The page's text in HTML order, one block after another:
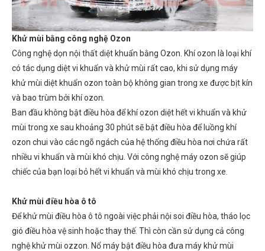
Khử mùi bằng công nghệ Ozon
Công nghệ dọn nội thất diệt khuẩn bằng Ozon. Khí ozon là loại khí
có tác dụng diệt vi khuẩn và khử mùi rất cao, khi sử dụng máy
khử mùi diệt khuẩn ozon toàn bộ không gian trong xe được bịt kín
và bao trùm bởi khí ozon.
Ban đầu không bật điều hòa để khí ozon diệt hết vi khuẩn và khử
mùi trong xe sau khoảng 30 phút sẽ bật điều hòa để luồng khí
ozon chui vào các ngõ ngách của hệ thống điều hòa nơi chứa rất
nhiều vi khuẩn và mùi khó chịu. Với công nghệ máy ozon sẽ giúp
chiếc của bạn loại bỏ hết vi khuẩn và mùi khó chịu trong xe.
Khử mùi điều hòa ô tô
Để khử mùi điều hòa ô tô ngoài việc phải nội soi điều hòa, tháo lọc
gió điều hòa vệ sinh hoặc thay thế. Thì còn cần sử dụng cả công
nghệ khử mùi ozzon. Nổ máy bật điều hòa đưa máy khử mùi